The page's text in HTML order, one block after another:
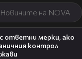
Новините на NOVA
ответни мерки, ако
контрол